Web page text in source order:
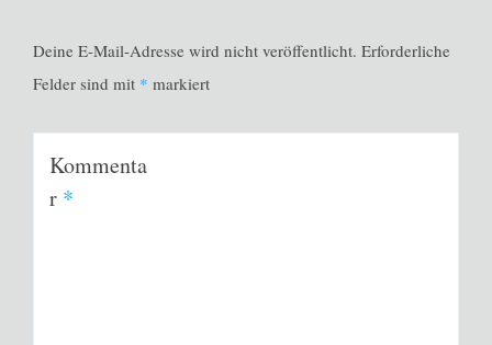
Deine E-Mail-Adresse wird nicht veröffentlicht. Erforderliche
Felder sind mit * markiert
Kommenta
r *